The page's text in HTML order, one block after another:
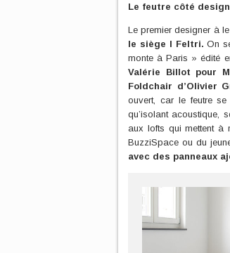
Le feutre côté design
Le premier designer à
le siège I Feltri. On
monte à Paris » édité
Valérie Billot pour
Foldchair d’Olivier
ouvert, car le feutre
qu’isolant acoustique,
aux lofts qui mettent à
BuzziSpace ou du
avec des panneaux